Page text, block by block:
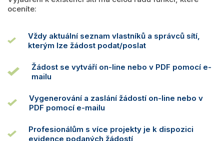
oceníte:
Vždy aktuální seznam vlastníků a správců sítí,
kterým lze žádost podat/poslat
Žádost se vytváří on-line nebo v PDF pomocí e-
mailu
Vygenerování a zaslání žádostí on-line nebo v
PDF pomocí e-mailu
Profesionálům s více projekty je k dispozici
evidence podaných žádostí